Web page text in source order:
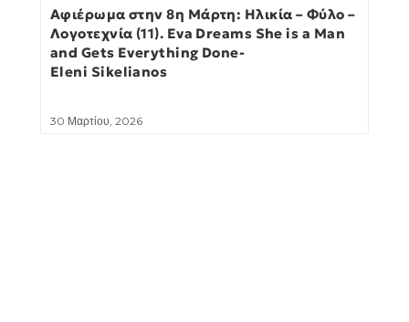
Αφιέρωμα στην 8η Μάρτη: Ηλικία – Φύλο –
Λογοτεχνία (11). Eva Dreams She is a Man
and Gets Everything Done-
Eleni Sikelianos
30 Μαρτίου, 2026